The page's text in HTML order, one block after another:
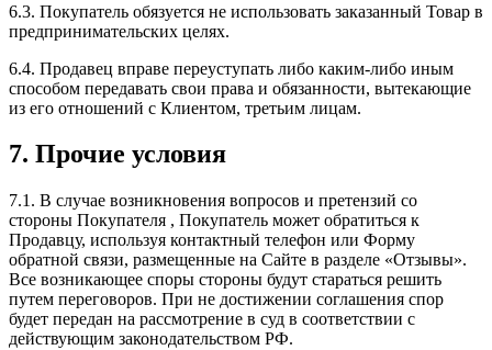
6.3. Покупатель обязуется не использовать заказанный Товар в
предпринимательских целях.
6.4. Продавец вправе переуступать либо каким-либо иным
способом передавать свои права и обязанности, вытекающие
из его отношений с Клиентом, третьим лицам.
7. Прочие условия
7.1. В случае возникновения вопросов и претензий со
стороны Покупателя , Покупатель может обратиться к
Продавцу, используя контактный телефон или Форму
обратной связи, размещенные на Сайте в разделе «Отзывы».
Все возникающее споры стороны будут стараться решить
путем переговоров. При не достижении соглашения спор
будет передан на рассмотрение в суд в соответствии с
действующим законодательством РФ.